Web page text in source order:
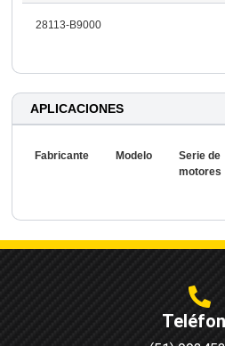
28113-B9000
APLICACIONES
Fabricante Modelo
Serie de
motores